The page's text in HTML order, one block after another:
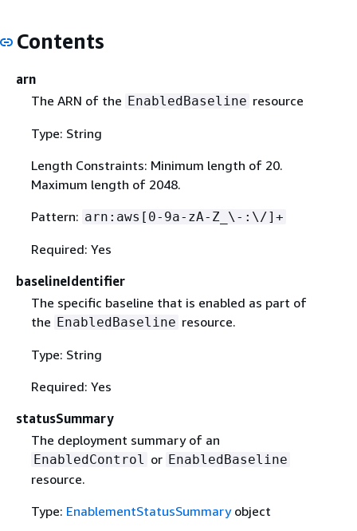
Contents
arn
The ARN of the EnabledBaseline resource
Type: String
Length Constraints: Minimum length of 20.
Maximum length of 2048.
Pattern: arn:aws[0-9a-zA-Z_\-:\/]+
Required: Yes
baselineIdentifier
The specific baseline that is enabled as part of
the EnabledBaseline resource.
Type: String
Required: Yes
statusSummary
The deployment summary of an
EnabledControl or EnabledBaseline
resource.
Type: EnablementStatusSummaryobject